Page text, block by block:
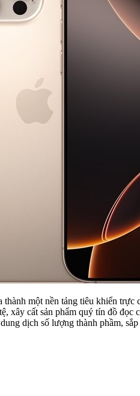
thành một nền tảng tiêu khiển
cất sản phẩm quý tín đồ
dịch số lượng thành phầm,